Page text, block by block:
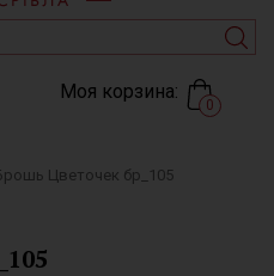
Моя корзина:
0
Цветочек бр_105